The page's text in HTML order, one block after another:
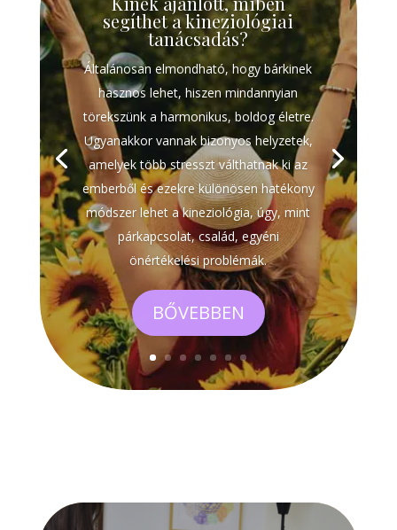
segíthet a kineziológiai
tanácsadás?
Általánosan elmondható, hogy bárkinek
hasznos lehet, hiszen mindannyian
törekszünk a harmonikus, boldog életre.
Ugyanakkor vannak bizonyos helyzetek,
amelyek több stresszt válthatnak ki az
emberből és ezekre különösen hatékony
módszer lehet a kineziológia, úgy, mint
párkapcsolat, család, egyéni
önértékelési problémák.
BŐVEBBEN